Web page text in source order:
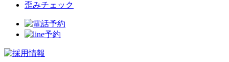
歪みチェック